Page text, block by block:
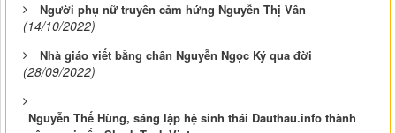
Người phụ nữ truyền cảm hứng Nguyễn Thị Vân
(14/10/2022)
Nhà giáo viết bằng chân Nguyễn Ngọc Ký qua đời
(28/09/2022)
Nguyễn Thế Hùng, sáng lập hệ sinh thái Dauthau.info thành